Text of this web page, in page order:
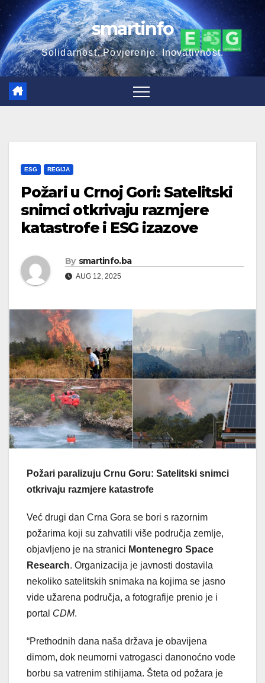
Skip
to
content
smartinfo
Solidarnost. Povjerenje. Inovativnost.
ESG REGIJA
Požari u Crnoj Gori: Satelitski
snimci otkrivaju razmjere
katastrofe i ESG izazove
By smartinfo.ba
AUG 12, 2025
Požari paralizuju Crnu Goru: Satelitski snimci
otkrivaju razmjere katastrofe
Već drugi dan Crna Gora se bori s razornim
požarima koji su zahvatili više područja zemlje,
objavljeno je na stranici Montenegro Space
Research. Organizacija je javnosti dostavila
nekoliko satelitskih snimaka na kojima se jasno
vide užarena područja, a fotografije prenio je i
portal CDM.
“Prethodnih dana naša država je obavijena
dimom, dok neumorni vatrogasci danonoćno vode
borbu sa vatrenim stihijama. Šteta od požara je